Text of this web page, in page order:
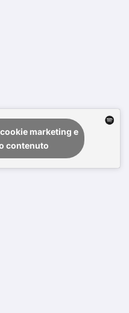
marketing e
contenuto